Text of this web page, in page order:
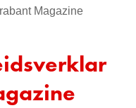
Magazine